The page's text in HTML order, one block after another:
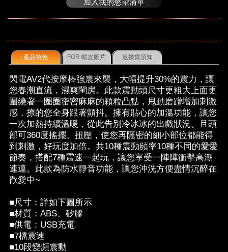
加入我的慾望清單
產品特色 FOR 蝦皮圖片 退換貨須知
閃電AV2代按摩棒強震來襲，大幅提升30%的震力，讓
您春潮直流，濕爽閨房。此款震動頭尺寸更粗大上面更
圍繞著一圈圈密密麻麻的顆粒凸點，甩動磨蹭增加刺激
感，撩的您全身跟著顫抖。擁有貼心的加溫功能，讓您
一次加熱持續溫暖，從此告別冷冰冰的出戲狀況。且頭
部可360度搖擺、扭壓，使您再隱密的細小部位都能得
到刺激，好玩度加倍。共10種震動頻率10種不同的愛愛
節奏，搭配7種震速一起玩，讓您享受一陣陣衝擊高潮
連連。此款為防水靜音功能，讓您沖洗方便盡情沉醉在
歡愛中~
■尺寸：詳如下圖所示
■材質：ABS、矽膠
■供電：USB充電
■7檔震速
■10段變頻震動